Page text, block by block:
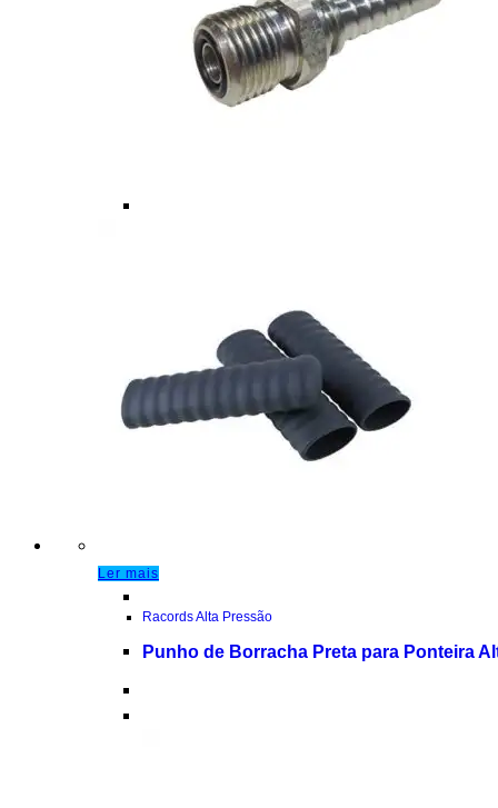
Ler mais
Racords Alta Pressão
Punho de Borracha Preta para Ponteira